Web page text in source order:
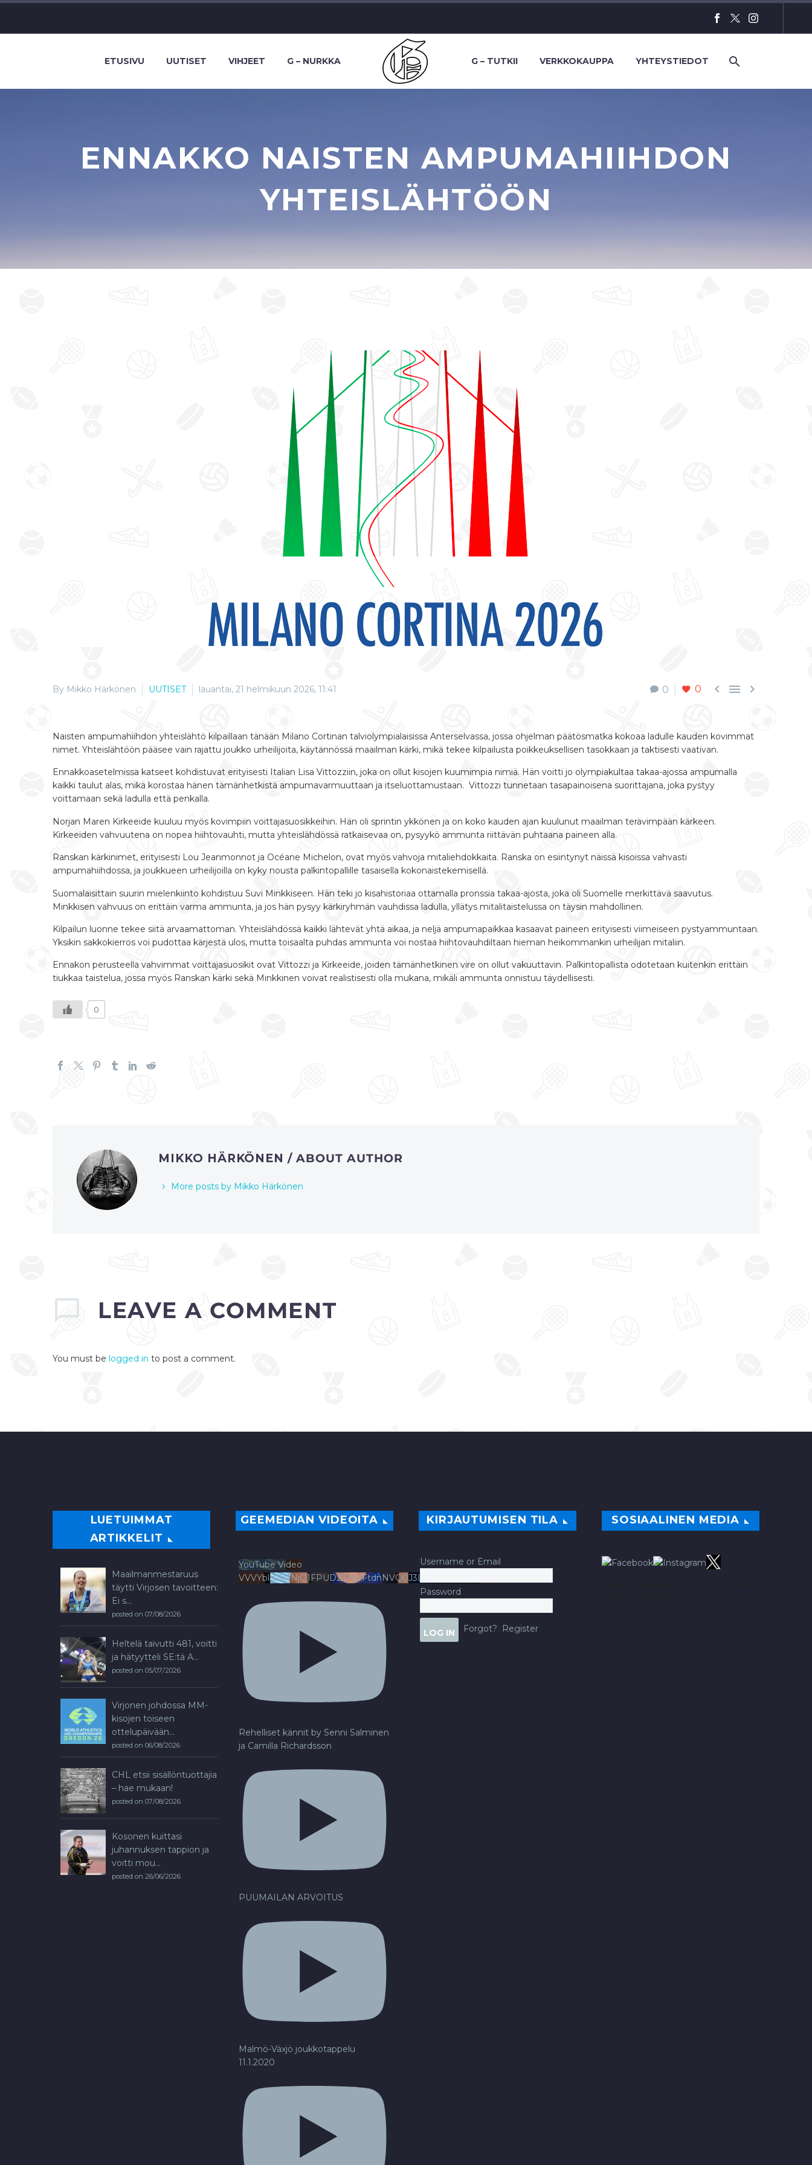
ETUSIVU UUTISET VIHJEET G – NURKKA G – TUTKII VERKKOKAUPPA YHTEYSTIEDOT
ENNAKKO NAISTEN AMPUMAHIIHDON
YHTEISLÄHTÖÖN
0 0   
By Mikko Härkönen UUTISET lauantai, 21 helmikuun 2026, 11:41
Naisten ampumahiihdon yhteislähtö kilpaillaan tänään Milano Cortinan talviolympialaisissa Anterselvassa, jossa ohjelman päätösmatka kokoaa ladulle kauden kovimmat
nimet. Yhteislähtöön pääsee vain rajattu joukko urheilijoita, käytännössä maailman kärki, mikä tekee kilpailusta poikkeuksellisen tasokkaan ja taktisesti vaativan.
Ennakkoasetelmissa katseet kohdistuvat erityisesti Italian Lisa Vittozziin, joka on ollut kisojen kuumimpia nimiä. Hän voitti jo olympiakultaa takaa-ajossa ampumalla
kaikki taulut alas, mikä korostaa hänen tämänhetkistä ampumavarmuuttaan ja itseluottamustaan. Vittozzi tunnetaan tasapainoisena suorittajana, joka pystyy
voittamaan sekä ladulla että penkalla.
Norjan Maren Kirkeeide kuuluu myös kovimpiin voittajasuosikkeihin. Hän oli sprintin ykkönen ja on koko kauden ajan kuulunut maailman terävimpään kärkeen.
Kirkeeiden vahvuutena on nopea hiihtovauhti, mutta yhteislähdössä ratkaisevaa on, pysyykö ammunta riittävän puhtaana paineen alla.
Ranskan kärkinimet, erityisesti Lou Jeanmonnot ja Océane Michelon, ovat myös vahvoja mitaliehdokkaita. Ranska on esiintynyt näissä kisoissa vahvasti
ampumahiihdossa, ja joukkueen urheilijoilla on kyky nousta palkintopallille tasaisella kokonaistekemisellä.
Suomalaisittain suurin mielenkiinto kohdistuu Suvi Minkkiseen. Hän teki jo kisahistoriaa ottamalla pronssia takaa-ajosta, joka oli Suomelle merkittävä saavutus.
Minkkisen vahvuus on erittäin varma ammunta, ja jos hän pysyy kärkiryhmän vauhdissa ladulla, yllätys mitalitaistelussa on täysin mahdollinen.
Kilpailun luonne tekee siitä arvaamattoman. Yhteislähdössä kaikki lähtevät yhtä aikaa, ja neljä ampumapaikkaa kasaavat paineen erityisesti viimeiseen pystyammuntaan.
Yksikin sakkokierros voi pudottaa kärjestä ulos, mutta toisaalta puhdas ammunta voi nostaa hiihtovauhdiltaan hieman heikommankin urheilijan mitaliin.
Ennakon perusteella vahvimmat voittajasuosikit ovat Vittozzi ja Kirkeeide, joiden tämänhetkinen vire on ollut vakuuttavin. Palkintopallista odotetaan kuitenkin erittäin
tiukkaa taistelua, jossa myös Ranskan kärki sekä Minkkinen voivat realistisesti olla mukana, mikäli ammunta onnistuu täydellisesti.
0
MIKKO HÄRKÖNEN/ ABOUT AUTHOR
More posts by Mikko Härkönen
LEAVE A COMMENT
You must be logged in to post a comment.
LUETUIMMAT
ARTIKKELIT
Maailmanmestaruus
täytti Virjosen tavoitteen:
Ei s...
posted on 07/08/2026
Heltelä taivutti 481, voitti
ja hätyytteli SE:tä A...
posted on 05/07/2026
Virjonen johdossa MM-
kisojen toiseen
ottelupäivään...
posted on 06/08/2026
CHL etsii sisällöntuottajia
– hae mukaan!
posted on 07/08/2026
Kosonen kuittasi
juhannuksen tappion ja
voitti mou...
posted on 26/06/2026
GEEMEDIAN VIDEOITA
YouTube Video
VVVYbldJRTNjQ1FPUDZENVFtdnNVQ0J3LlFsbURXQWNIYldv
Rehelliset kännit by Senni Salminen
ja Camilla Richardsson
PUUMAILAN ARVOITUS
Malmö-Växjö joukkotappelu
11.1.2020
KIRJAUTUMISEN TILA
Username or Email
Password
Forgot? Register
SOSIAALINEN MEDIA